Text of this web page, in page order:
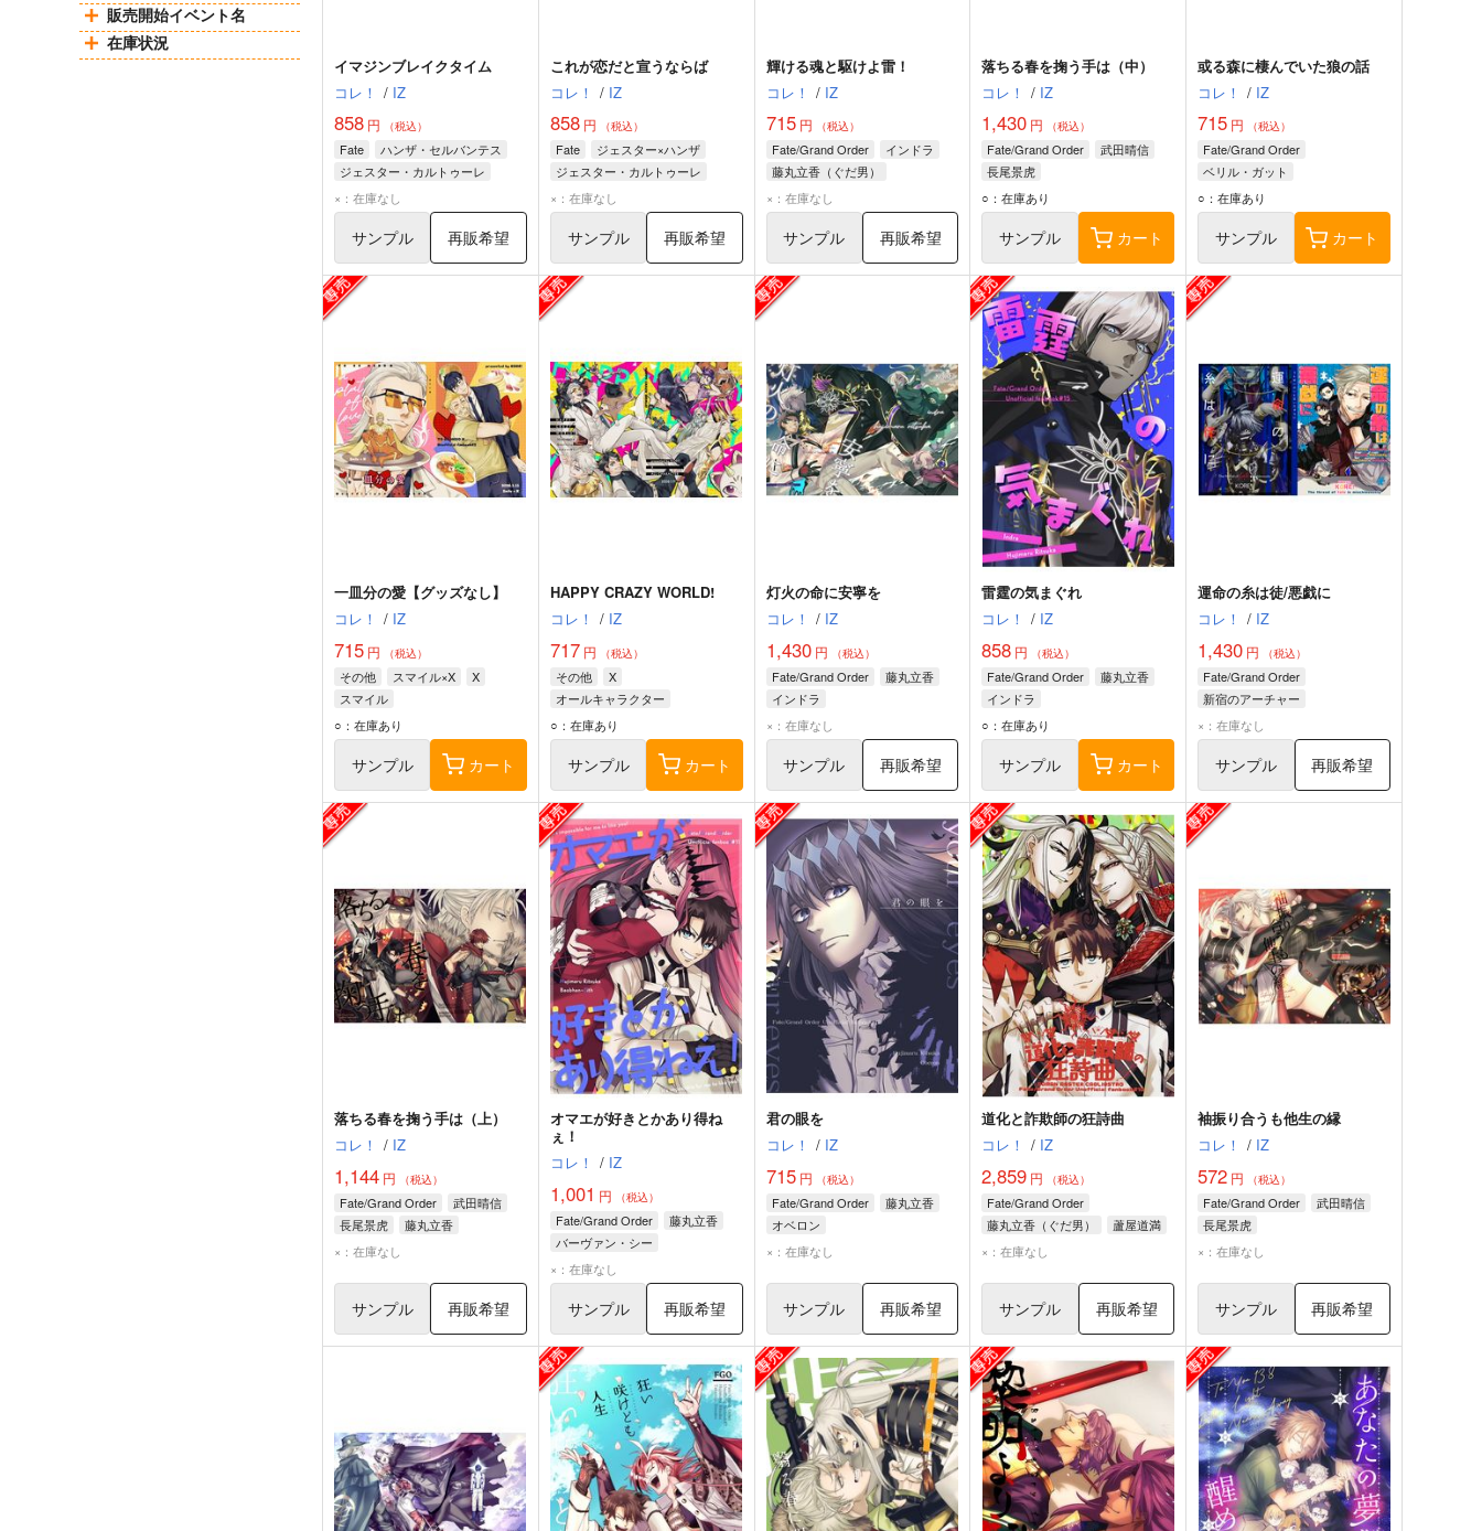
販売開始イベント名
在庫状況
イマジンブレイクタイム
コレ！ / IZ
858 円 （税込）
Fate
ハンザ・セルバンテス
ジェスター・カルトゥーレ
×：在庫なし
サンプル 再販希望
これが恋だと宣うならば
コレ！ / IZ
858円 （税込）
Fate
ジェスター×ハンザ
ジェスター・カルトゥーレ
ハンザ・セルバンテス
×：在庫なし
サンプル 再販希望
輝ける魂と駆けよ雷！
コレ！ / IZ
715円 （税込）
Fate/Grand Order
インドラ
藤丸立香（ぐだ男）
×：在庫なし
サンプル 再販希望
落ちる春を掬う手は（中）
コレ！ / IZ
1,430 円 （税込）
Fate/Grand Order
武田晴信
長尾景虎
○：在庫あり
サンプル カート
或る森に棲んでいた狼の話
コレ！ / IZ
715 円 （税込）
Fate/Grand Order
ベリル・ガット
○：在庫あり
サンプル カート
一皿分の愛【グッズなし】
コレ！ / IZ
715 円 （税込）
その他 スマイル×X
X
スマイル
○：在庫あり
サンプル カート
HAPPY CRAZY WORLD!
コレ！ / IZ
717円 （税込）
その他
X
オールキャラクター
○：在庫あり
サンプル カート
灯火の命に安寧を
コレ！ / IZ
1,430円 （税込）
Fate/Grand Order
藤丸立香
インドラ
×：在庫なし
サンプル 再販希望
雷霆の気まぐれ
コレ！ / IZ
858 円 （税込）
Fate/Grand Order
藤丸立香
インドラ
○：在庫あり
サンプル カート
運命の糸は徒/悪戯に
コレ！ / IZ
1,430 円 （税込）
Fate/Grand Order
新宿のアーチャー
ジェームズ・モリアーティ
藤丸立香（ぐだ男）
×：在庫なし
サンプル 再販希望
落ちる春を掬う手は（上）
コレ！ / IZ
1,144 円 （税込）
Fate/Grand Order
武田晴信
長尾景虎
藤丸立香
×：在庫なし
サンプル 再販希望
オマエが好きとかあり得ね
ぇ！
コレ！ / IZ
1,001 円 （税込）
Fate/Grand Order
藤丸立香
バーヴァン・シー
×：在庫なし
サンプル 再販希望
君の眼を
コレ！ / IZ
715円 （税込）
Fate/Grand Order
藤丸立香
オベロン
×：在庫なし
サンプル 再販希望
道化と詐欺師の狂詩曲
コレ！ / IZ
2,859 円 （税込）
Fate/Grand Order
藤丸立香（ぐだ男）
蘆屋道満
×：在庫なし
サンプル 再販希望
袖振り合うも他生の縁
コレ！ / IZ
572 円 （税込）
Fate/Grand Order
武田晴信
長尾景虎
×：在庫なし
サンプル 再販希望